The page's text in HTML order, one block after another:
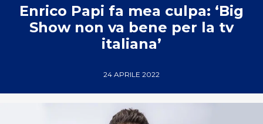
Enrico Papi fa mea culpa: ‘Big
Show non va bene per la tv
italiana’
24 APRILE 2022